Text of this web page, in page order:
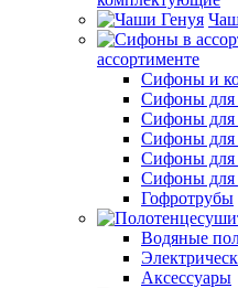
ассортименте
Сифоны и
Сифоны для
Сифоны для
Сифоны для
Сифоны для
Сифоны для
Гофротрубы
Водяные
Аксессуары